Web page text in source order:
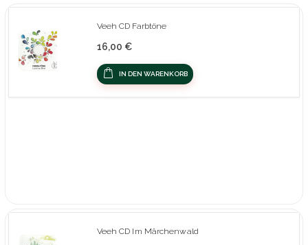
Veeh CD Farbtöne
16,00 €
IN DEN WARENKORB
Veeh CD Im Märchenwald